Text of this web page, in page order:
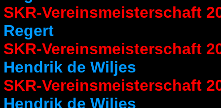
SKR-Vereinsmeisterschaft
Regert
SKR-Vereinsmeisterschaft
Hendrik de Wiljes
SKR-Vereinsmeisterschaft
Hendrik de Wiljes